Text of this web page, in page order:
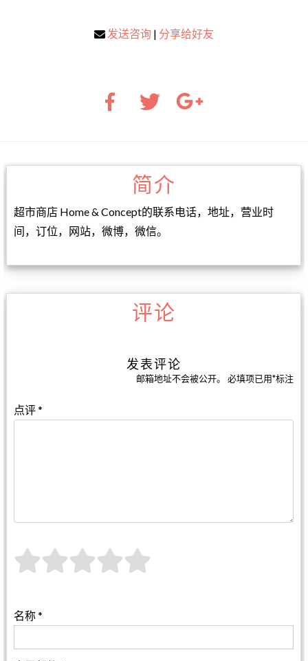
发送咨询 | 分享给好友
简介
超市商店 Home & Concept的联系电话，地址，营业时
间，订位，网站，微博，微信。
评论
发表评论
邮箱地址不会被公开。 必填项已用*标注
点评*
名称*